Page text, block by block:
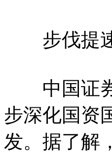
步伐提速
中国证券
步深化国资
发。据了解